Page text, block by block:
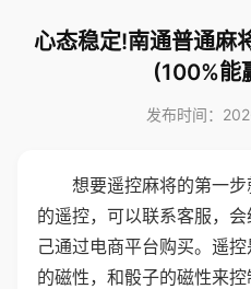
心态稳定!南通普通麻
(100%能
发布时间：
想要遥控麻将的第一
的遥控，可以联系客服，
己通过电商平台购买。遥
的磁性，和骰子的磁性来